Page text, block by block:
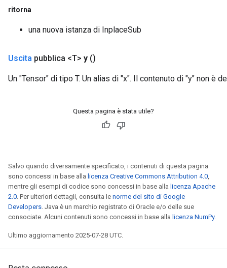
ritorna
una nuova istanza di InplaceSub
Uscita pubblica <T> y ()
Un "Tensor" di tipo T. Un alias di "x". Il contenuto di "y" non è
Questa pagina è stata utile?
Salvo quando diversamente specificato, i contenuti di questa pagina
sono concessi in base alla licenza Creative Commons Attribution 4.0,
mentre gli esempi di codice sono concessi in base alla licenza Apache
2.0. Per ulteriori dettagli, consulta le norme del sito di Google
Developers. Java è un marchio registrato di Oracle e/o delle sue
consociate. Alcuni contenuti sono concessi in base alla licenza NumPy.
Ultimo aggiornamento 2025-07-28 UTC.